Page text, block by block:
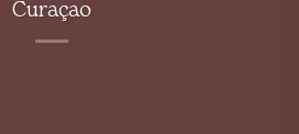
Curaçao